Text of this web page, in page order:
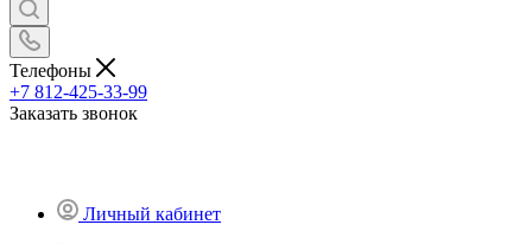
Телефоны
+7 812-425-33-99
Заказать звонок
Личный кабинет